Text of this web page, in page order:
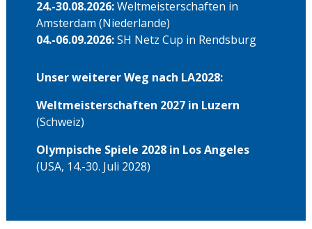
24.-30.08.2026:Weltmeisterschaften in
Amsterdam (Niederlande)
04.-06.09.2026:SH Netz Cup in Rendsburg
Unser weiterer Weg nach LA2028:
Weltmeisterschaften 2027 in Luzern
(Schweiz)
Olympische Spiele 2028 in Los Angeles
(USA, 14.-30. Juli 2028)